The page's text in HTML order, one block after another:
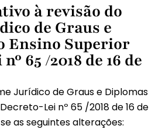
à revisão do
de Graus e
Ensino Superior
65 /2018 de 16 de
Jurídico de Graus e Diplomas
Lei nº 65 /2018 de 16 de
as seguintes alterações: